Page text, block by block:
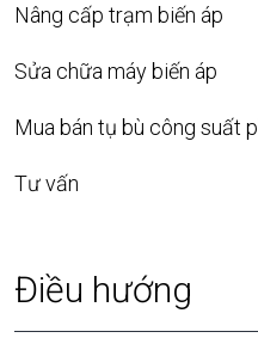
Nâng cấp trạm biến áp
Sửa chữa máy biến áp
Mua bán tụ bù công suất
Tư vấn
Điều hướng